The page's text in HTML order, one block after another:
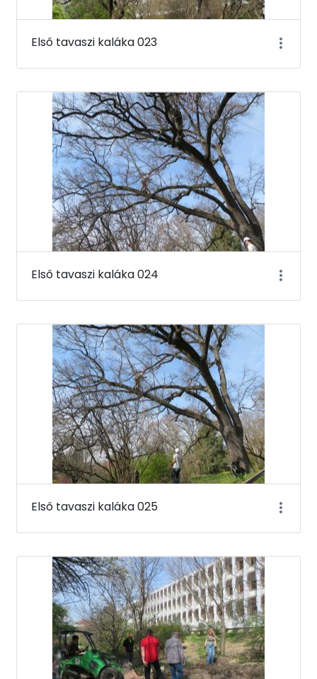
Első tavaszi kaláka 023
Első tavaszi kaláka 024
Első tavaszi kaláka 025